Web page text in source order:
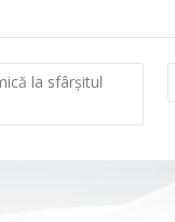
la sfârşitul